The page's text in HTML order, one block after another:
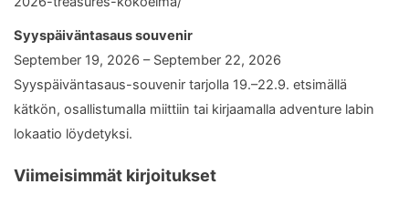
Syyspäiväntasaus souvenir
September 19, 2026 – September 22, 2026
Syyspäiväntasaus-souvenir tarjolla 19.–22.9. etsimällä
kätkön, osallistumalla miittiin tai kirjaamalla adventure labin
lokaatio löydetyksi.
Viimeisimmät kirjoitukset